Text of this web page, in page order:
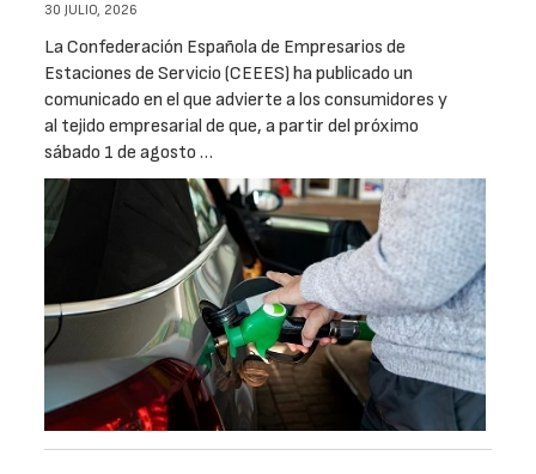
30 JULIO, 2026
La Confederación Española de Empresarios de
Estaciones de Servicio (CEEES) ha publicado un
comunicado en el que advierte a los consumidores y
al tejido empresarial de que, a partir del próximo
sábado 1 de agosto …